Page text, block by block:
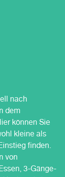
nach
dem
können Sie
kleine als
finden.
von
3-Gänge-